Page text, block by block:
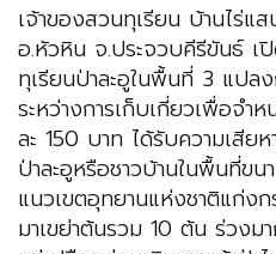
เจ้าของสวนทุเรียน บ้านไร่
อ.หัวหิน จ.ประจวบคีรีขันธ์ เ
ทุเรียนป่าละอูในพื้นที่ 3 แปล
ระหว่างการเก็บเกี่ยวเพื่อจำ
ละ 150 บาท ได้รับความเสีย
ป่าละอูหรือชาวบ้านในพื้นที่ข
แนวเขตอุทยานแห่งชาติแก่ง
มาเขย่าต้นรวม 10 ต้น ร่วง